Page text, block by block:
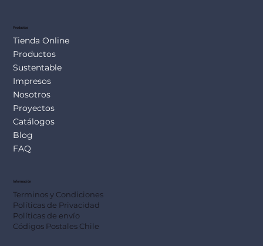
Productos
Tienda Online
Productos
Sustentable
Impresos
Nosotros
Proyectos
Catálogos
Blog
FAQ
Información
Terminos y Condiciones
Políticas de Privacidad
Políticas de envío
Códigos Postales Chile